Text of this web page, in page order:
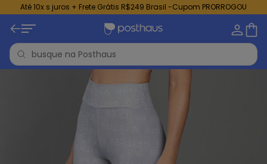
Até 10x s juros + Frete Grátis R$249 Brasil -Cupom PRORROGOU